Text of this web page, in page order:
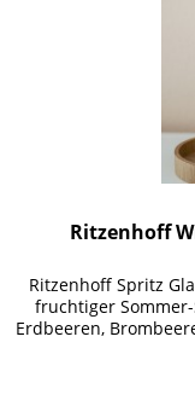
Ritzenhoff
Ritzenhoff Spritz
fruchtiger
Erdbeeren,